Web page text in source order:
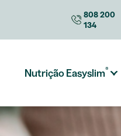
808 200
134
Nutrição Easyslim®